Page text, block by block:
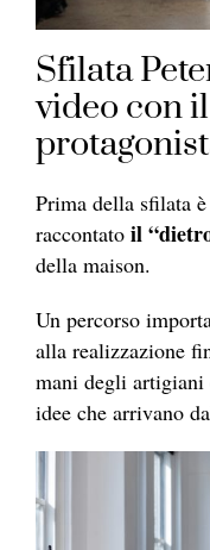
Sfilata
video con
Prima della sfilata
raccontato il
della maison.
Un percorso
alla realizzazione
mani degli artigiani
idee che arrivano